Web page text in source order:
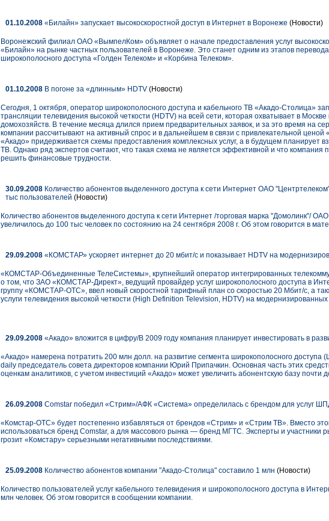
01.10.2008 «Билайн» запускает высокоскоростной доступ в Интернет в Воронеже (Новости)
Воронежский филиал ОАО «ВымпелКом» объявляет о начале предоставления услуг
«Билайн» на рынке частных пользователей в Воронеже. Это станет одним из этапов
широкополосного доступа «Голден Телеком» и «Корбина Телеком».
01.10.2008 В погоне за «длинным» HDTV (Новости)
Сегодня, 1 октября, оператор широкополосного доступа и кабельного ТВ «Акадо-Столица»
трансляции телевидения высокой четкости (HDTV) на всей сети, которая охватывает в
домохозяйств. В течение месяца длился прием предварительных заявок, и за это время на
компании рассчитывают на активный спрос и в дальнейшем в связи с привлекательной
«Акадо» придерживается схемы предоставления комплексных услуг, а в будущем планирует
ТВ. Однако ряд экспертов считают, что такая схема не является эффективной и что
решить финансовые трудности.
30.09.2008 Количество абонентов выделенного доступа к сети Интернет ОАО
тыс пользователей (Новости)
Количество абонентов выделенного доступа к сети Интернет /торговая марка "Домолинк"/
увеличилось до 100 тыс человек по состоянию на 24 сентября 2008 г. Об этом говорится в
29.09.2008 «КОМСТАР» ускоряет интернет до 20 мбит/с и показывает HDTV на
«КОМСТАР-Объединенные ТелеСистемы», крупнейший оператор интегрированных
о том, что ЗАО «КОМСТАР-Директ», ведущий провайдер услуг широкополосного доступа в
группу «КОМСТАР-ОТС», ввел новый скоростной тарифный план со скоростью 20 Мбит/с, а
услуги телевидения высокой четкости (High Definition Television, HDTV) на модернизированных
29.09.2008 «Акадо» вложится в цифру/В 2009 году компания планирует инвестировать в
«Акадо» намерена потратить 200 млн долл. на развитие сегмента широкополосного
daily председатель совета директоров компании Юрий Припачкин. Основная часть этих
оценкам аналитиков, с учетом инвестиций «Акадо» может увеличить абонентскую базу почти
26.09.2008 Comstar победил «Стрим»/АФК «Система» определилась с брендом для услуг
«Комстар-ОТС» будет постепенно избавляться от брендов «Стрим» и «Стрим ТВ». Вместо
использоваться бренд Comstar, а для массового рынка — бренд МГТС. Эксперты и участники
грозит «Комстару» серьезными негативными последствиями.
25.09.2008 Количество абонентов компании "Акадо-Столица" составило 1 млн (Новости)
Количество пользователей услуг кабельного телевидения и широкополосного доступа в
млн человек. Об этом говорится в сообщении компании.